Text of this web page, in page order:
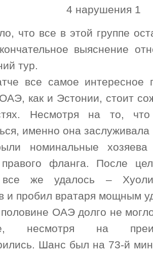
4 нарушения 1
что все в этой группе
выяснение
тур.
все самое интересное
как и Эстонии, стоит
Несмотря на то,
именно она заслуживала
номинальные хозяева
фланга. После
все же удалось – Хуоли
и пробил вратаря мощным
ОАЭ долго не
несмотря на
Шанс был на 73-й